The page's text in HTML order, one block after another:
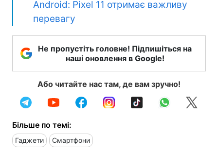
Android: Pixel 11 отримає важливу
перевагу
Не пропустіть головне! Підпишіться на
наші оновлення в Google!
Або читайте нас там, де вам зручно!
Більше по темі:
Гаджети Смартфони